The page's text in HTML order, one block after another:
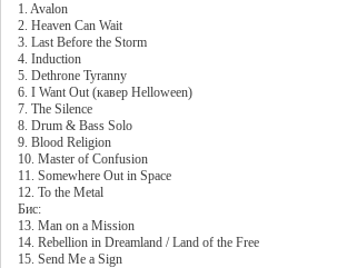
1. Avalon
2. Heaven Can Wait
3. Last Before the Storm
4. Induction
5. Dethrone Tyranny
6. I Want Out (кавер Helloween)
7. The Silence
8. Drum & Bass Solo
9. Blood Religion
10. Master of Confusion
11. Somewhere Out in Space
12. To the Metal
Бис:
13. Man on a Mission
14. Rebellion in Dreamland / Land of the Free
15. Send Me a Sign